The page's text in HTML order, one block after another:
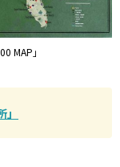
MAP」